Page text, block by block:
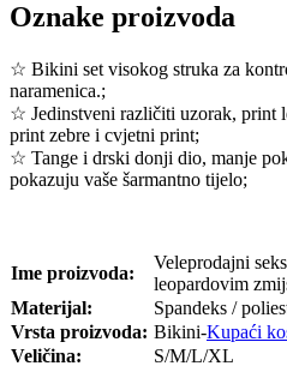
Oznake proizvoda
☆ Bikini set visokog struka za
naramenica.;
☆ Jedinstveni različiti uzorak, print
print zebre i cvjetni print;
☆ Tange i drski donji dio, manje
pokazuju vaše šarmantno tijelo;
Ime proizvoda:
Veleprodajni
leopardovim
Materijal:
Spandeks /
Vrsta proizvoda: Bikini-Kupaći
Veličina:
S/M/L/XL